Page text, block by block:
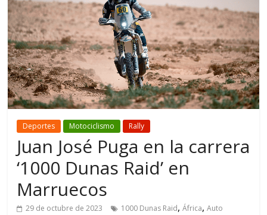
Deportes Motociclismo Rally
Juan José Puga en la carrera
‘1000 Dunas Raid’ en
Marruecos
29 de octubre de 2023 1000 Dunas Raid,África,Auto